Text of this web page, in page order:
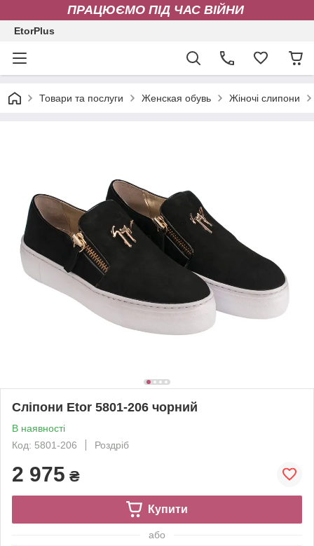
ПРАЦЮЄМО ПІД ЧАС ВІЙНИ
EtorPlus
Товари та послуги Женская обувь Жіночі слипони
Сліпони Etor 5801-206 чорний
В наявності
Код: 5801-206
Роздріб
2 975 ₴
Купити
або